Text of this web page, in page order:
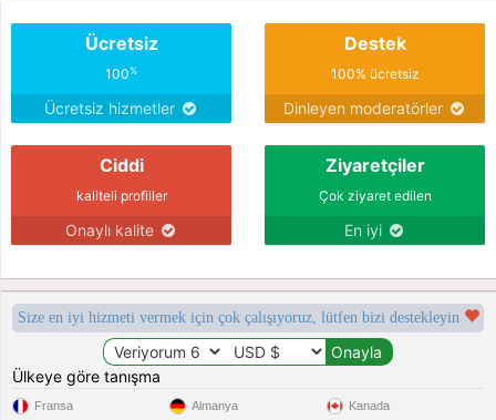
Ücretsiz
100%
Ücretsiz hizmetler
Destek
100% ücretsiz
Dinleyen moderatörler
Ciddi
kaliteli profiller
Onaylı kalite
Ziyaretçiler
Çok ziyaret edilen
En iyi
Size en iyi hizmeti vermek için çok çalışıyoruz, lütfen bizi destekleyin
Ülkeye göre tanışma
Fransa Almanya Kanada